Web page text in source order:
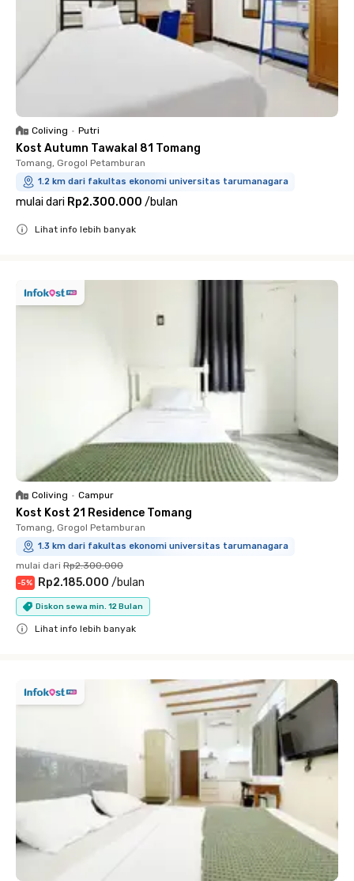
Coliving • Putri
Kost Autumn Tawakal 81 Tomang
Tomang, Grogol Petamburan
1.2 km dari fakultas ekonomi universitas tarumanagara
mulai dari Rp2.300.000 /bulan
Lihat info lebih banyak
Coliving • Campur
Kost Kost 21 Residence Tomang
Tomang, Grogol Petamburan
1.3 km dari fakultas ekonomi universitas tarumanagara
mulai dari Rp2.300.000
-5% Rp2.185.000 /bulan
Diskon sewa min. 12 Bulan
Lihat info lebih banyak